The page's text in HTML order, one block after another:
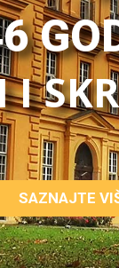
I
SAZNAJTE